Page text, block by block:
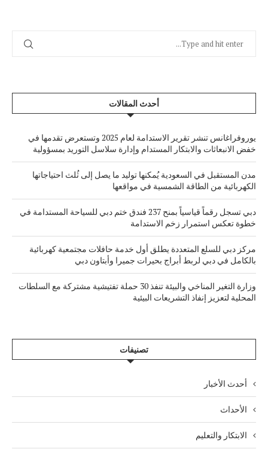
أحدث المقالات
يوروفراغانس تنشر تقرير الاستدامة لعام 2025 وتستعرض تقدمها في
خفض الانبعاثات والابتكار المستدام وإدارة سلاسل التوريد بمسؤولية
مدن المستقبل في السعودية يُمكنها توليد ما يصل إلى ثُلث احتياجاتها
الكهربائية من الطاقة الشمسية في مواقعها
دبي تسجل رقماً قياسياً بمنح 237 فندق ختم دبي للسياحة المستدامة في
خطوة تعكس استمرار زخم الاستدامة
مركز دبي للسلع المتعددة يطلق أول خدمة حافلات مجتمعية كهربائية
بالكامل في دبي لربط أبراج بحيرات جميرا وأبتاون دبي
وزارة التغير المناخي والبيئة تنفذ 30 حملة تفتيشية مشتركة مع السلطات
المحلية لتعزيز إنفاذ التشريعات البيئية
تصنيفات
أحدث الأخبار
الأحداث
الابتكار والتعليم